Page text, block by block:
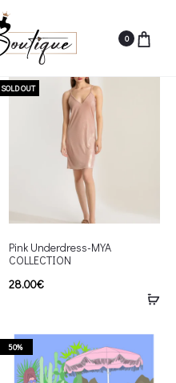
0
SOLD OUT
Pink Underdress-MYA
COLLECTION
28.00€
50%